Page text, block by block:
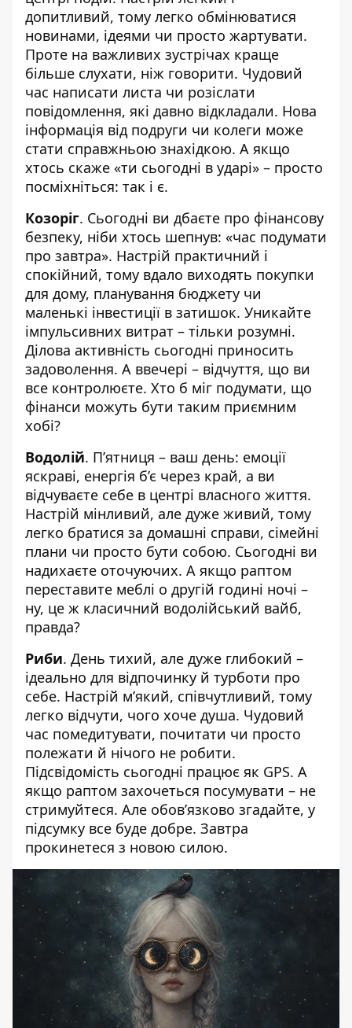
допитливий, тому легко обмінюватися
новинами, ідеями чи просто жартувати.
Проте на важливих зустрічах краще
більше слухати, ніж говорити. Чудовий
час написати листа чи розіслати
повідомлення, які давно відкладали. Нова
інформація від подруги чи колеги може
стати справжньою знахідкою. А якщо
хтось скаже «ти сьогодні в ударі» – просто
посміхніться: так і є.
Козоріг. Сьогодні ви дбаєте про фінансову
безпеку, ніби хтось шепнув: «час подумати
про завтра». Настрій практичний і
спокійний, тому вдало виходять покупки
для дому, планування бюджету чи
маленькі інвестиції в затишок. Уникайте
імпульсивних витрат – тільки розумні.
Ділова активність сьогодні приносить
задоволення. А ввечері – відчуття, що ви
все контролюєте. Хто б міг подумати, що
фінанси можуть бути таким приємним
хобі?
Водолій. П’ятниця – ваш день: емоції
яскраві, енергія б’є через край, а ви
відчуваєте себе в центрі власного життя.
Настрій мінливий, але дуже живий, тому
легко братися за домашні справи, сімейні
плани чи просто бути собою. Сьогодні ви
надихаєте оточуючих. А якщо раптом
переставите меблі о другій годині ночі –
ну, це ж класичний водолійський вайб,
правда?
Риби. День тихий, але дуже глибокий –
ідеально для відпочинку й турботи про
себе. Настрій м’який, співчутливий, тому
легко відчути, чого хоче душа. Чудовий
час помедитувати, почитати чи просто
полежати й нічого не робити.
Підсвідомість сьогодні працює як GPS. А
якщо раптом захочеться посумувати – не
стримуйтеся. Але обовʼязково згадайте, у
підсумку все буде добре. Завтра
прокинетеся з новою силою.